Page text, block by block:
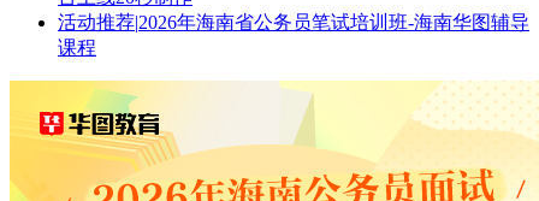
活动推荐|2026年海南省公务员笔试培训班-海南华图辅导
课程